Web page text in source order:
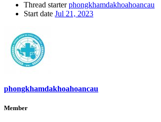
Thread starter phongkhamdakhoahoancau
Start date Jul 21, 2023
phongkhamdakhoahoancau
Member